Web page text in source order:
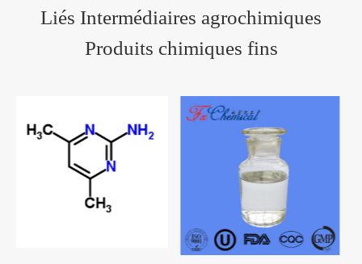
Liés Intermédiaires agrochimiques
Produits chimiques fins